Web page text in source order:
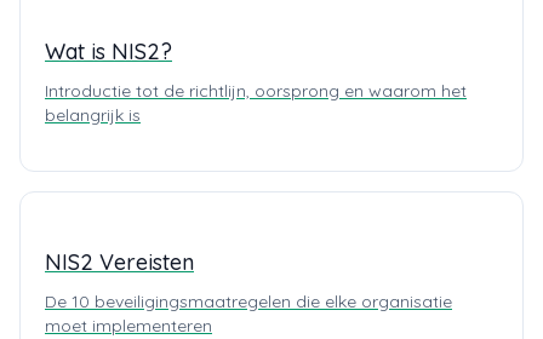
Wat is NIS2?
Introductie tot de richtlijn, oorsprong en waarom het
belangrijk is
NIS2 Vereisten
De 10 beveiligingsmaatregelen die elke organisatie
moet implementeren